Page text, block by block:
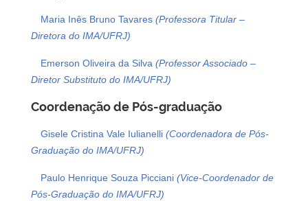
Maria Inês Bruno Tavares (Professora Titular –
Diretora do IMA/UFRJ)
Emerson Oliveira da Silva (Professor Associado –
Diretor Substituto do IMA/UFRJ)
Coordenação de Pós-graduação
Gisele Cristina Vale Iulianelli (Coordenadora de Pós-
Graduação do IMA/UFRJ)
Paulo Henrique Souza Picciani (Vice-Coordenador de
Pós-Graduação do IMA/UFRJ)